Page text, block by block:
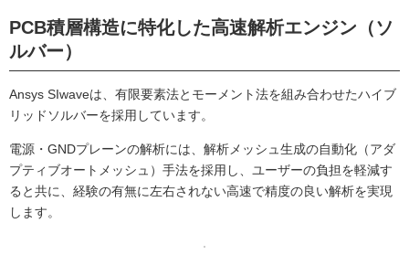
PCB積層構造に特化した高速解析エンジン（ソ
ルバー）
Ansys SIwaveは、有限要素法とモーメント法を組み合わせたハイブ
リッドソルバーを採用しています。
電源・GNDプレーンの解析には、解析メッシュ生成の自動化（アダ
プティブオートメッシュ）手法を採用し、ユーザーの負担を軽減す
ると共に、経験の有無に左右されない高速で精度の良い解析を実現
します。